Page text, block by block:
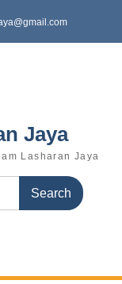
Jaya
Lasharan Jaya